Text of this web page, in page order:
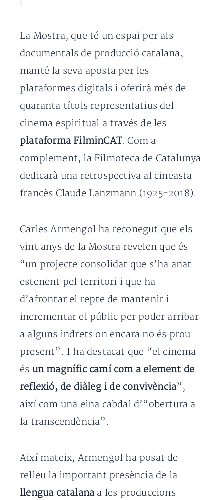
La Mostra, que té un espai per als
documentals de producció catalana,
manté la seva aposta per les
plataformes digitals i oferirà més de
quaranta títols representatius del
cinema espiritual a través de les
plataforma FilminCAT. Com a
complement, la Filmoteca de Catalunya
dedicarà una retrospectiva al cineasta
francès Claude Lanzmann (1925-2018).
Carles Armengol ha reconegut que els
vint anys de la Mostra revelen que és
“un projecte consolidat que s’ha anat
estenent pel territori i que ha
d’afrontar el repte de mantenir i
incrementar el públic per poder arribar
a alguns indrets on encara no és prou
present”. I ha destacat que “el cinema
és un magnífic camí com a element de
reflexió, de diàleg i de convivència”,
així com una eina cabdal d’“obertura a
la transcendència”.
Així mateix, Armengol ha posat de
relleu la important presència de la
llengua catalanaa les produccions